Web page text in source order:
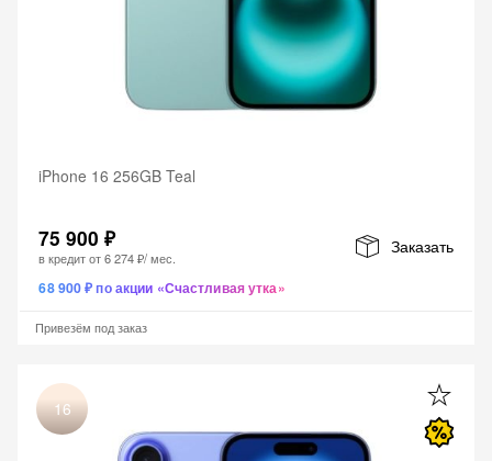
iPhone 16 256GB Teal
75 900 ₽
в кредит от6 274 ₽/ мес.
Заказать
68 900 ₽ по акции «Счастливая утка»
Привезём под заказ
16